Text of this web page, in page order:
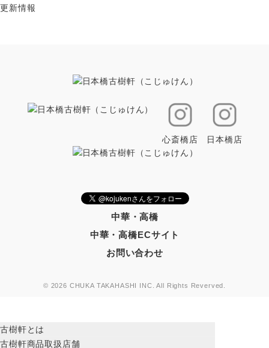
更新情報
心斎橋店 日本橋店
中華・高橋
中華・高橋ECサイト
お問い合わせ
© 2026 CHUKA TAKAHASHI INC. All Rights Reverved.
古樹軒とは
古樹軒商品取扱店舗